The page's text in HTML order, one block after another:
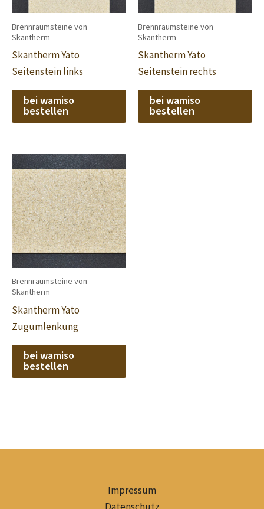
Brennraumsteine von
Skantherm
Skantherm Yato
Seitenstein links
bei wamiso
bestellen
Brennraumsteine von
Skantherm
Skantherm Yato
Seitenstein rechts
bei wamiso
bestellen
Brennraumsteine von
Skantherm
Skantherm Yato
Zugumlenkung
bei wamiso
bestellen
Impressum